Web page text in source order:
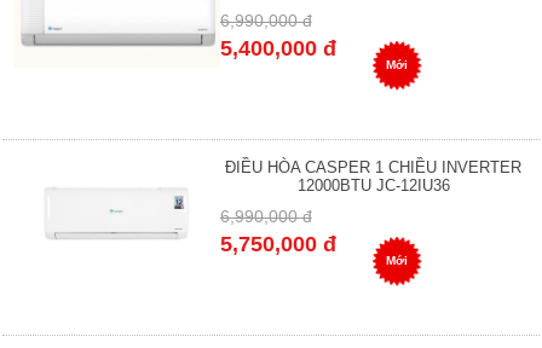
6,990,000 đ
5,400,000 đ
Mới
ĐIỀU HÒA CASPER 1 CHIỀU INVERTER
12000BTU JC-12IU36
6,990,000 đ
5,750,000 đ
Mới